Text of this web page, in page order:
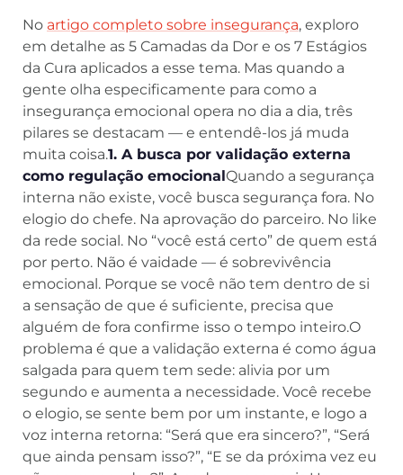
No artigo completo sobre insegurança, exploro
em detalhe as 5 Camadas da Dor e os 7 Estágios
da Cura aplicados a esse tema. Mas quando a
gente olha especificamente para como a
insegurança emocional opera no dia a dia, três
pilares se destacam — e entendê-los já muda
muita coisa.1. A busca por validação externa
como regulação emocionalQuando a segurança
interna não existe, você busca segurança fora. No
elogio do chefe. Na aprovação do parceiro. No like
da rede social. No “você está certo” de quem está
por perto. Não é vaidade — é sobrevivência
emocional. Porque se você não tem dentro de si
a sensação de que é suficiente, precisa que
alguém de fora confirme isso o tempo inteiro.O
problema é que a validação externa é como água
salgada para quem tem sede: alivia por um
segundo e aumenta a necessidade. Você recebe
o elogio, se sente bem por um instante, e logo a
voz interna retorna: “Será que era sincero?”, “Será
que ainda pensam isso?”, “E se da próxima vez eu